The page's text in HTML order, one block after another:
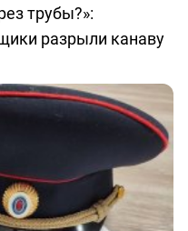
трубы?»:
разрыли канаву